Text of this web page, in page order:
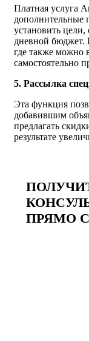
Платная услуга
дополнительные
установить
дневной бюджет.
где также можно
самостоятельно
5. Рассылка
Эта функция
добавившим
предлагать
результате
ПРЯМО